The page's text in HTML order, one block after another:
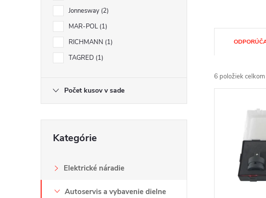
Jonnesway 2
MAR-POL 1
RICHMANN 1
TAGRED 1
Počet kusov v sade
kategórie
Kategórie
Elektrické náradie
Autoservis a vybavenie dielne
a
d
6 položiek celkom